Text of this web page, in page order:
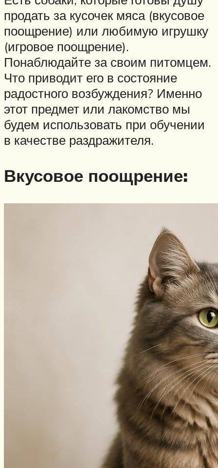
продать за кусочек мяса (вкусовое
поощрение) или любимую игрушку
(игровое поощрение).
Понаблюдайте за своим питомцем.
Что приводит его в состояние
радостного возбуждения? Именно
этот предмет или лакомство мы
будем использовать при обучении
в качестве раздражителя.
Вкусовое поощрение: